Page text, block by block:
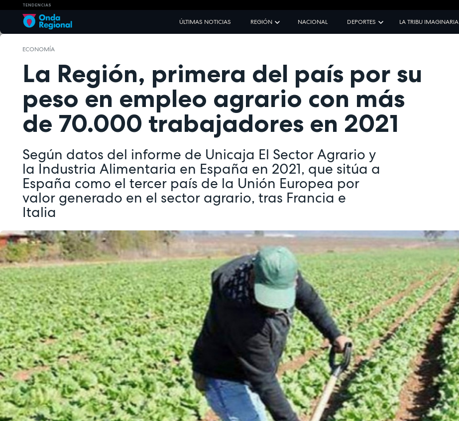
TENDENCIAS
ÚLTIMAS NOTICIAS REGIÓN NACIONAL DEPORTES LA TRIBU IMAGINARIA
ECONOMÍA
La Región, primera del país por su
peso en empleo agrario con más
de 70.000 trabajadores en 2021
Según datos del informe de Unicaja El Sector Agrario y
la Industria Alimentaria en España en 2021, que sitúa a
España como el tercer país de la Unión Europea por
valor generado en el sector agrario, tras Francia e
Italia